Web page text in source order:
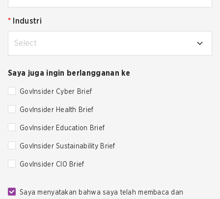
* Industri
Select
Saya juga ingin berlangganan ke
GovInsider Cyber Brief
GovInsider Health Brief
GovInsider Education Brief
GovInsider Sustainability Brief
GovInsider CIO Brief
Saya menyatakan bahwa saya telah membaca dan